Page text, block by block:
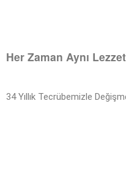
Her Zaman Aynı Lezzet
34 Yıllık Tecrübemizle